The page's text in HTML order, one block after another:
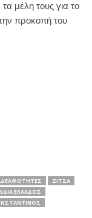
μέλη τους για το
προκοπή του
ΖΊΤΣΑ
ΕΛΛΆΔΟΣ